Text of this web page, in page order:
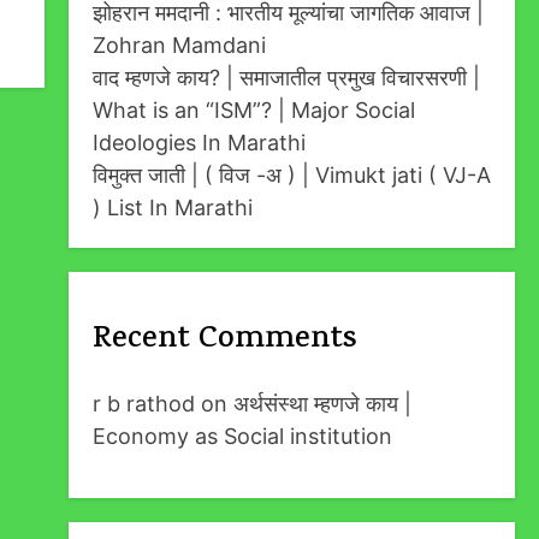
झोहरान ममदानी : भारतीय मूल्यांचा जागतिक आवाज |
Zohran Mamdani
वाद म्हणजे काय? | समाजातील प्रमुख विचारसरणी |
What is an “ISM”? | Major Social
Ideologies In Marathi
विमुक्त जाती | ( विज -अ ) | Vimukt jati ( VJ-A
) List In Marathi
Recent Comments
r b rathod on अर्थसंस्था म्हणजे काय |
Economy as Social institution